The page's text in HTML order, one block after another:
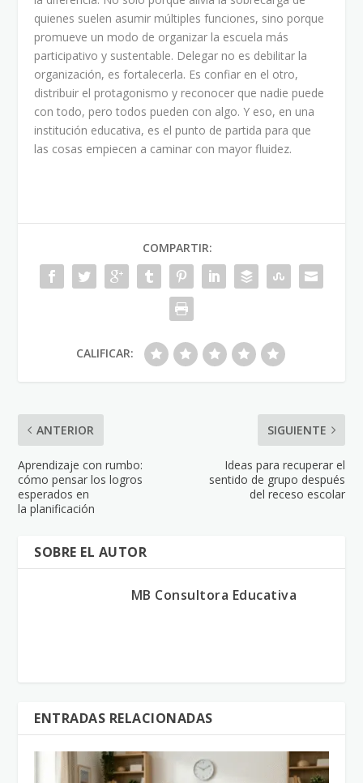
quienes suelen asumir múltiples funciones, sino porque
promueve un modo de organizar la escuela más
participativo y sustentable. Delegar no es debilitar la
organización, es fortalecerla. Es confiar en el otro,
distribuir el protagonismo y reconocer que nadie puede
con todo, pero todos pueden con algo. Y eso, en una
institución educativa, es el punto de partida para que
las cosas empiecen a caminar con mayor fluidez.
COMPARTIR:
CALIFICAR:
ANTERIOR
Aprendizaje con rumbo:
cómo pensar los logros
esperados en
la planificación
SIGUIENTE
Ideas para recuperar el
sentido de grupo después
del receso escolar
SOBRE EL AUTOR
MB Consultora Educativa
ENTRADAS RELACIONADAS